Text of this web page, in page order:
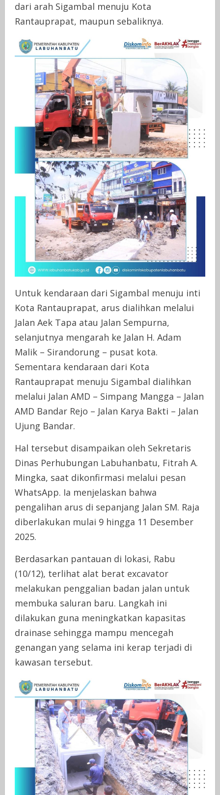
dari arah Sigambal menuju Kota
Rantauprapat, maupun sebaliknya.
Untuk kendaraan dari Sigambal menuju inti
Kota Rantauprapat, arus dialihkan melalui
Jalan Aek Tapa atau Jalan Sempurna,
selanjutnya mengarah ke Jalan H. Adam
Malik – Sirandorung – pusat kota.
Sementara kendaraan dari Kota
Rantauprapat menuju Sigambal dialihkan
melalui Jalan AMD – Simpang Mangga – Jalan
AMD Bandar Rejo – Jalan Karya Bakti – Jalan
Ujung Bandar.
Hal tersebut disampaikan oleh Sekretaris
Dinas Perhubungan Labuhanbatu, Fitrah A.
Mingka, saat dikonfirmasi melalui pesan
WhatsApp. Ia menjelaskan bahwa
pengalihan arus di sepanjang Jalan SM. Raja
diberlakukan mulai 9 hingga 11 Desember
2025.
Berdasarkan pantauan di lokasi, Rabu
(10/12), terlihat alat berat excavator
melakukan penggalian badan jalan untuk
membuka saluran baru. Langkah ini
dilakukan guna meningkatkan kapasitas
drainase sehingga mampu mencegah
genangan yang selama ini kerap terjadi di
kawasan tersebut.